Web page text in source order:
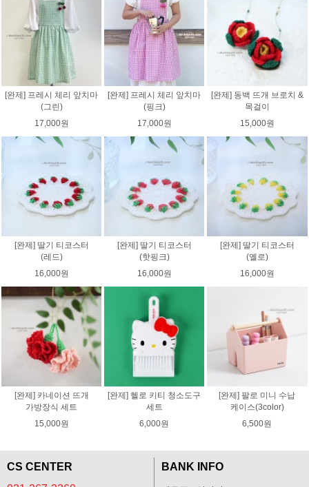
[완제] 프레시 체리 앞치마
(그린)
17,000원
[완제] 프레시 체리 앞치마
(핑크)
17,000원
[완제] 동백 뜨개 브로치 &
목걸이
15,000원
[완제] 딸기 티코스터
(레드)
16,000원
[완제] 딸기 티코스터
(핫핑크)
16,000원
[완제] 딸기 티코스터
(옐로)
16,000원
[완제] 카네이션 뜨개
가방장식 세트
15,000원
[완제] 헬로 키티 청소도구
세트
6,000원
[완제] 팔로 미니 수납
케이스(3color)
6,500원
CS CENTER
BANK INFO